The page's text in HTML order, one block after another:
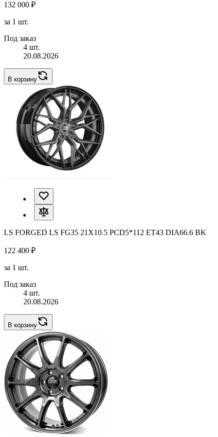
132 000 ₽
за 1 шт.
Под заказ
4 шт.
20.08.2026
В корзину
LS FORGED LS FG35 21X10.5 PCD5*112 ET43 DIA66.6 BK
122 400 ₽
за 1 шт.
Под заказ
4 шт.
20.08.2026
В корзину